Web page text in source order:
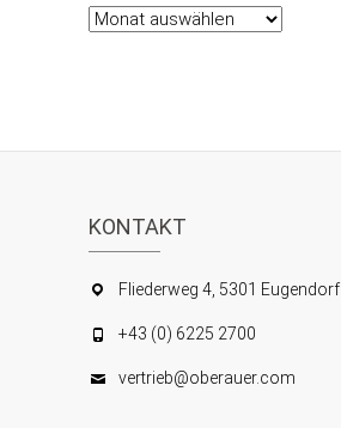
Archiv
KONTAKT
Fliederweg 4, 5301 Eugendorf
+43 (0) 6225 2700
vertrieb@oberauer.com